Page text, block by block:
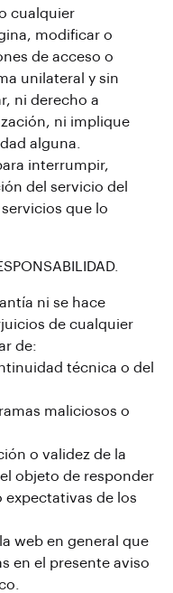
cualquier
modificar o
de acceso o
unilateral y sin
ni derecho a
ni implique
alguna.
interrumpir,
del servicio del
que lo
ni se hace
de cualquier
de:
técnica o del
maliciosos o
o validez de la
objeto de responder
expectativas de los
web en general que
en el presente aviso